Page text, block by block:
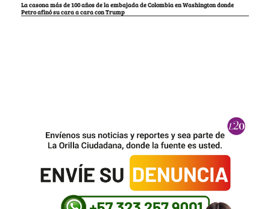
La casona más de 100 años de la embajada de Colombia en Washington donde
Petro afinó su cara a cara con Trump